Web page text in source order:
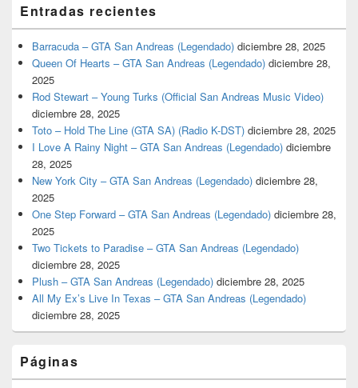
Entradas recientes
Barracuda – GTA San Andreas (Legendado) diciembre 28, 2025
Queen Of Hearts – GTA San Andreas (Legendado) diciembre 28,
2025
Rod Stewart – Young Turks (Official San Andreas Music Video)
diciembre 28, 2025
Toto – Hold The Line (GTA SA) (Radio K-DST) diciembre 28, 2025
I Love A Rainy Night – GTA San Andreas (Legendado) diciembre
28, 2025
New York City – GTA San Andreas (Legendado) diciembre 28,
2025
One Step Forward – GTA San Andreas (Legendado) diciembre 28,
2025
Two Tickets to Paradise – GTA San Andreas (Legendado)
diciembre 28, 2025
Plush – GTA San Andreas (Legendado) diciembre 28, 2025
All My Ex’s Live In Texas – GTA San Andreas (Legendado)
diciembre 28, 2025
Páginas